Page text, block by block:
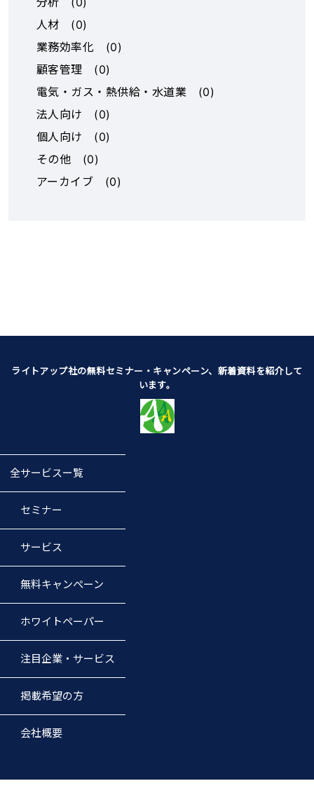
待・解除が簡単に行える
ため、後任への情報の引
継ぎも簡単 ※招待されて
いない階層は、画面に表
示されません ◆特徴③：
タスクの抜け漏れを防止
・未完了タスクの階層を
上位表示 上位に表示する
ことで、タスクの抜け漏
れを防止。情報が流れや
にアラームメールを送
と日付を色付けし目立た
せて表示。 ・会社全体、
階層ごとの未完了数を表
示 階層表示にすると、簡
体把握・未完了タスクの
可視化ができます。 ◆特
徴④：社内も社外の方も
全員が使いこなせるチャ
ット形式 ・日常で使用し
ているチャット画面 WEB
心して使えます ・社外か
稿・確認 データをクラウ
s）で管理しているため、
画像等を共有できます。
（動画,PDF,Word,Excel,P
owerPointも共有可能）
人材 (0)
業務効率化 (0)
顧客管理 (0)
電気・ガス・熱供給・水道業 (0)
法人向け (0)
個人向け (0)
その他 (0)
アーカイブ (0)
ライトアップ社の無料セミナー・キャンペーン、新着資料を紹介して
います。
全サービスー覧
セミナー
サービス
無料キャンぺーン
ホワイトペーパー
注目企業・サービス
掲載希望の方
会社概要